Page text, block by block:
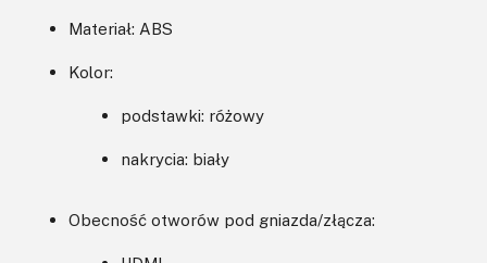
Materiał: ABS
Kolor:
podstawki: różowy
nakrycia: biały
Obecność otworów pod gniazda/złącza: